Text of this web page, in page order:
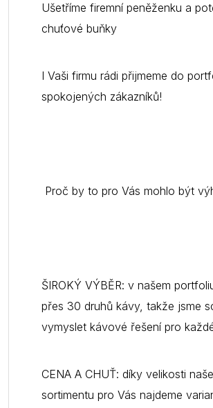
Ušetříme firemní peněženku a
chuťové buňky
I Vaši firmu rádi přijmeme do
spokojených zákazníků!
Proč by to pro Vás mohlo být
ŠIROKÝ VÝBĚR: v našem
přes 30 druhů kávy, takže jsme
vymyslet kávové řešení pro
CENA A CHUŤ: díky velikosti
sortimentu pro Vás najdeme